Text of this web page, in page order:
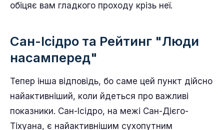
обіцяє вам гладкого проходу крізь неї.
Сан-Ісідро та Рейтинг "Люди
насамперед"
Тепер інша відповідь, бо саме цей пункт дійсно
найактивніший, коли йдеться про важливі
показники. Сан-Ісідро, на межі Сан-Дієго-
Тіхуана, є найактивнішим сухопутним